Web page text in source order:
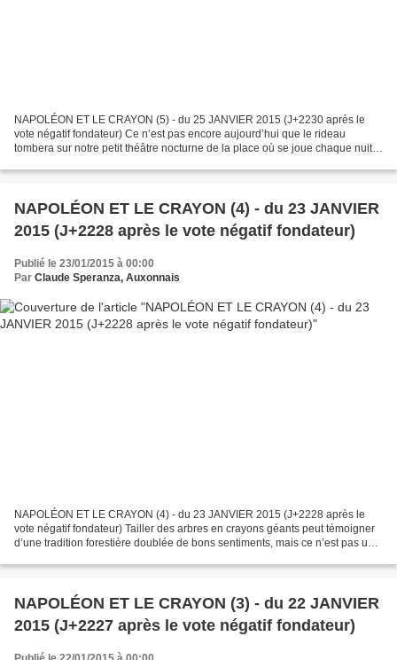
NAPOLÉON ET LE CRAYON (5) - du 25 JANVIER 2015 (J+2230 après le
vote négatif fondateur) Ce n’est pas encore aujourd’hui que le rideau
tombera sur notre petit théâtre nocturne de la place où se joue chaque nuit
NAPOLÉON ET LE CRAYON (4) - du 23 JANVIER
2015 (J+2228 après le vote négatif fondateur)
Publié le 23/01/2015 à 00:00
Par Claude Speranza, Auxonnais
NAPOLÉON ET LE CRAYON (4) - du 23 JANVIER 2015 (J+2228 après le
vote négatif fondateur) Tailler des arbres en crayons géants peut témoigner
d’une tradition forestière doublée de bons sentiments, mais ce n’est pas un
NAPOLÉON ET LE CRAYON (3) - du 22 JANVIER
2015 (J+2227 après le vote négatif fondateur)